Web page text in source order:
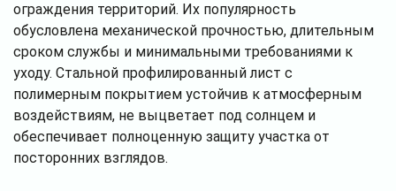
ограждения территорий. Их популярность
обусловлена механической прочностью, длительным
сроком службы и минимальными требованиями к
уходу. Стальной профилированный лист с
полимерным покрытием устойчив к атмосферным
воздействиям, не выцветает под солнцем и
обеспечивает полноценную защиту участка от
посторонних взглядов.